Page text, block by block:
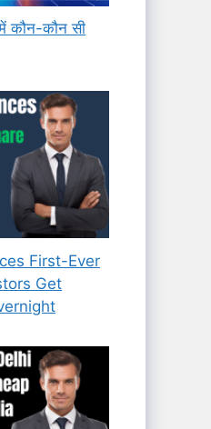
कौन-कौन सी
First-Ever
Get